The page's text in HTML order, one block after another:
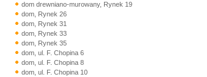
dom drewniano-murowany, Rynek 19
dom, Rynek 26
dom, Rynek 31
dom, Rynek 33
dom, Rynek 35
dom, ul. F. Chopina 6
dom, ul. F. Chopina 8
dom, ul. F. Chopina 10